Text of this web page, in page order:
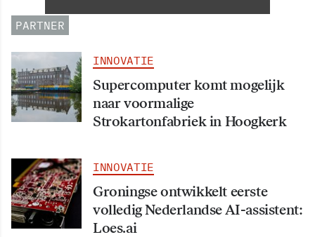
PARTNER
INNOVATIE
Supercomputer komt mogelijk
naar voormalige
Strokartonfabriek in Hoogkerk
INNOVATIE
Groningse ontwikkelt eerste
volledig Nederlandse AI-assistent:
Loes.ai